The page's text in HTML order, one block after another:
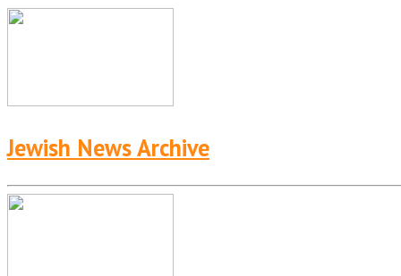
Jewish News Archive